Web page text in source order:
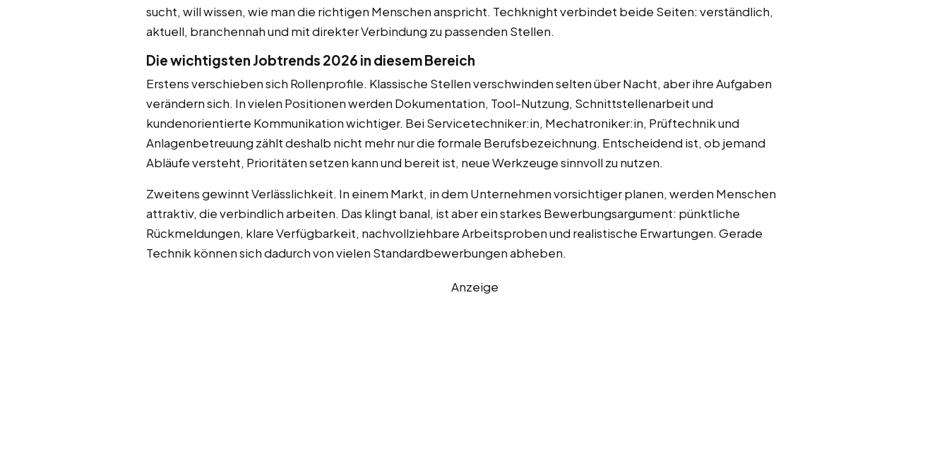
sucht, will wissen, wie man die richtigen Menschen anspricht. Techknight verbindet beide Seiten: verständlich,
aktuell, branchennah und mit direkter Verbindung zu passenden Stellen.
Die wichtigsten Jobtrends 2026 in diesem Bereich
Erstens verschieben sich Rollenprofile. Klassische Stellen verschwinden selten über Nacht, aber ihre Aufgaben
verändern sich. In vielen Positionen werden Dokumentation, Tool-Nutzung, Schnittstellenarbeit und
kundenorientierte Kommunikation wichtiger. Bei Servicetechniker:in, Mechatroniker:in, Prüftechnik und
Anlagenbetreuung zählt deshalb nicht mehr nur die formale Berufsbezeichnung. Entscheidend ist, ob jemand
Abläufe versteht, Prioritäten setzen kann und bereit ist, neue Werkzeuge sinnvoll zu nutzen.
Zweitens gewinnt Verlässlichkeit. In einem Markt, in dem Unternehmen vorsichtiger planen, werden Menschen
attraktiv, die verbindlich arbeiten. Das klingt banal, ist aber ein starkes Bewerbungsargument: pünktliche
Rückmeldungen, klare Verfügbarkeit, nachvollziehbare Arbeitsproben und realistische Erwartungen. Gerade
Technik können sich dadurch von vielen Standardbewerbungen abheben.
Anzeige